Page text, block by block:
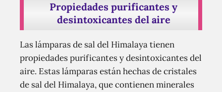
Propiedades purificantes y
desintoxicantes del aire
Las lámparas de sal del Himalaya tienen
propiedades purificantes y desintoxicantes del
aire. Estas lámparas están hechas de cristales
de sal del Himalaya, que contienen minerales